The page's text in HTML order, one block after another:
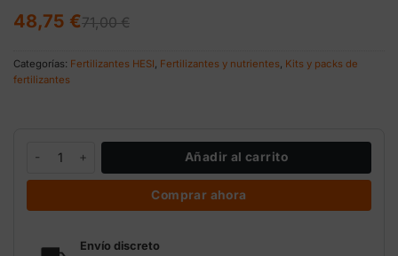
71,00€
El
precio
era:
71,00 €.
48,75 €
El
precio
es:
48,75 €.
Categorías: Fertilizantes HESI Fertilizantes y nutrientes Kits y packs de
fertilizantes
Starter Box Soil Hesi para cultivo en tierra cantidad
Añadir al carrito
Comprar ahora
Envío discreto